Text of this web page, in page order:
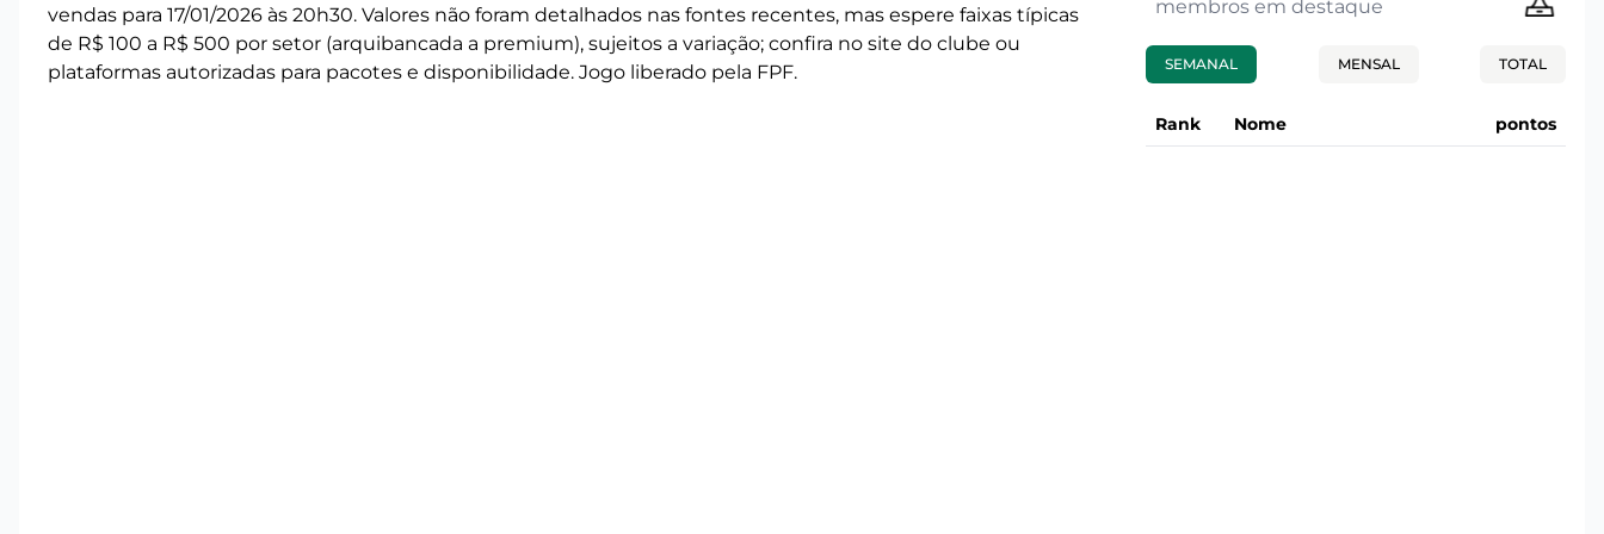
vendas para 17/01/2026 às 20h30. Valores não foram detalhados nas fontes recentes, mas espere faixas típicas
de R$ 100 a R$ 500 por setor (arquibancada a premium), sujeitos a variação; confira no site do clube ou
plataformas autorizadas para pacotes e disponibilidade. Jogo liberado pela FPF.
membros em destaque
SEMANAL MENSAL TOTAL
Rank Nome pontos